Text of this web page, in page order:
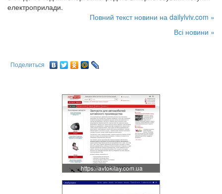
електроприлади.
Повний текст новини на dailylviv.com »
Всі новини »
Поделиться
https://avtokitay.com.ua